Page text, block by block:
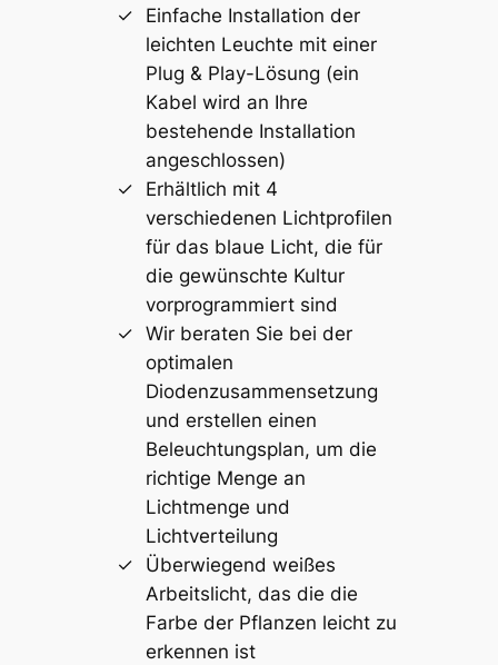
Einfache Installation der
leichten Leuchte mit einer
Plug & Play-Lösung (ein
Kabel wird an Ihre
bestehende Installation
angeschlossen)
Erhältlich mit 4
verschiedenen Lichtprofilen
für das blaue Licht, die für
die gewünschte Kultur
vorprogrammiert sind
Wir beraten Sie bei der
optimalen
Diodenzusammensetzung
und erstellen einen
Beleuchtungsplan, um die
richtige Menge an
Lichtmenge und
Lichtverteilung
Überwiegend weißes
Arbeitslicht, das die die
Farbe der Pflanzen leicht zu
erkennen ist